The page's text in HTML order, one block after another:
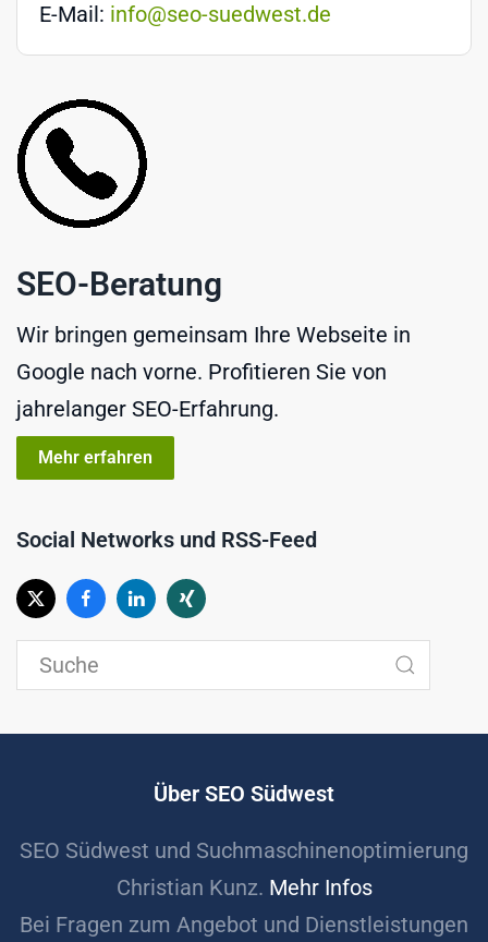
E-Mail: info@seo-suedwest.de
SEO-Beratung
Wir bringen gemeinsam Ihre Webseite in
Google nach vorne. Profitieren Sie von
jahrelanger SEO-Erfahrung.
Mehr erfahren
Social Networks und RSS-Feed
Über SEO Südwest
SEO Südwest und Suchmaschinenoptimierung
Christian Kunz. Mehr Infos
Bei Fragen zum Angebot und Dienstleistungen